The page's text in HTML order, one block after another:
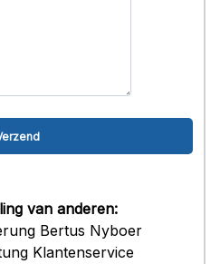
van anderen:
Bertus Nyboer
Klantenservice